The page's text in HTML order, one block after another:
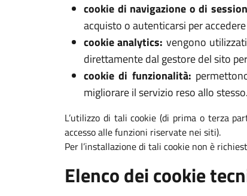
cookie di navigazione o di
acquisto o autenticarsi per
cookie analytics: vengono
direttamente dal gestore del sito
cookie di funzionalità:
migliorare il servizio reso allo stesso.
L’utilizzo di tali cookie (di prima o terza
accesso alle funzioni riservate nei siti).
Per l’installazione di tali cookie non è
Elenco dei cookie